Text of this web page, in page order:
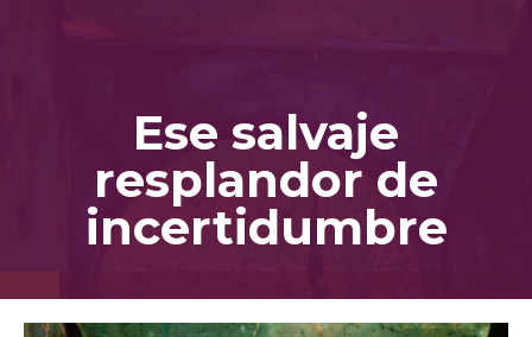
Ese salvaje
resplandor de
incertidumbre